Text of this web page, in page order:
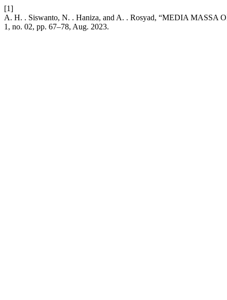
[1]
A. H. . Siswanto, N. . Haniza, and A. . Rosyad, “MEDIA
1, no. 02, pp. 67–78, Aug. 2023.